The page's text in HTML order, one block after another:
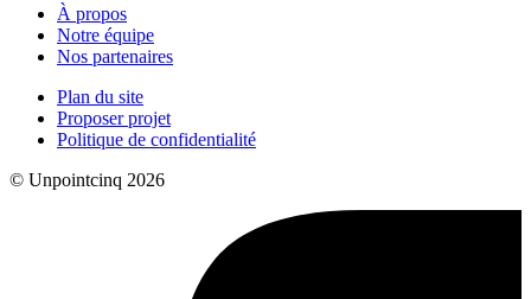
À propos
Notre équipe
Nos partenaires
Plan du site
Proposer projet
Politique de confidentialité
© Unpointcinq 2026